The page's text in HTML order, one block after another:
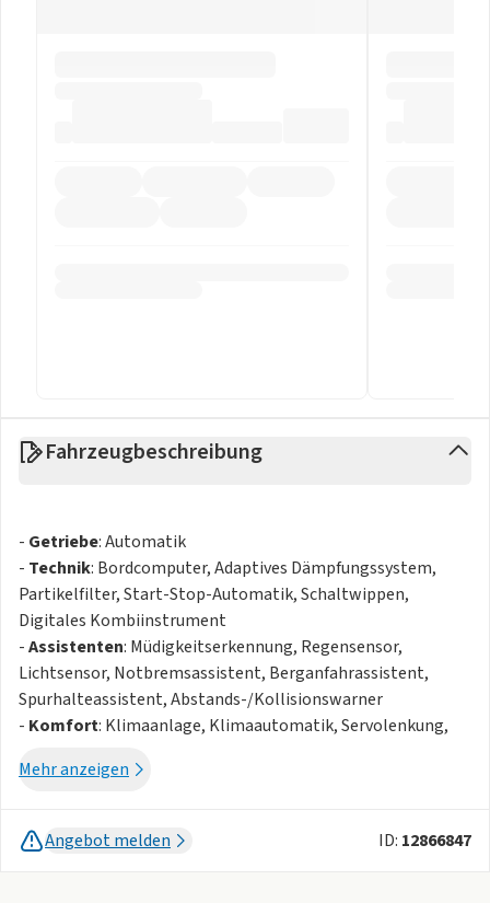
Fahrzeugbeschreibung
- Getriebe: Automatik
- Technik: Bordcomputer, Adaptives Dämpfungssystem,
Partikelfilter, Start-Stop-Automatik, Schaltwippen,
Digitales Kombiinstrument
-Assistenten: Müdigkeitserkennung, Regensensor,
Lichtsensor, Notbremsassistent, Berganfahrassistent,
Spurhalteassistent, Abstands-/Kollisionswarner
- Komfort: Klimaanlage, Klimaautomatik, Servolenkung,
Elektr. Außenspiegel, Teilbare Rücksitzlehne, Tempomat,
Elektr. Sitze, Autom. abblend. Innenspiegel,
Mittelarmlehne, Innenraumfilter, Sportsitze, Park Distance
Mehr anzeigen
Angebot melden ID: 12866847